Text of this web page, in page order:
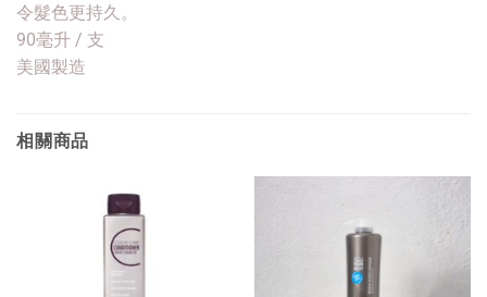
令髮色更持久。
90毫升 / 支
美國製造
相關商品